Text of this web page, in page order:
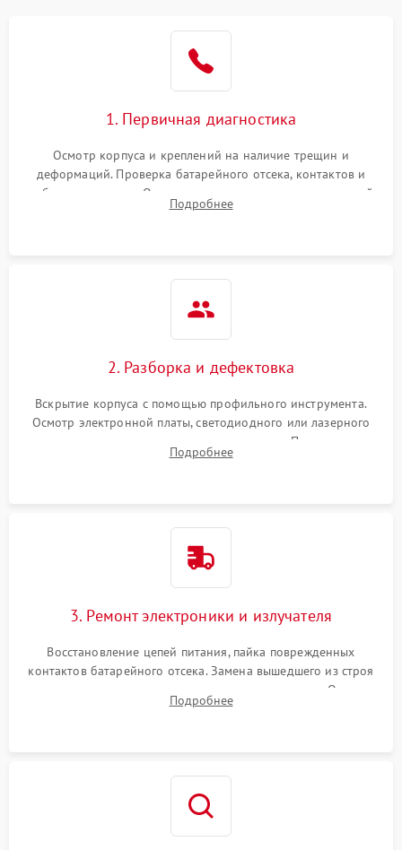
1000 ₽
Неисправность системы
Повреждение системы
1000 ₽
1000 ₽
Поломка системы защиты
1000 ₽ Подробнее →
1. Первичная диагностика
Осмотр корпуса и креплений на наличие трещин и
деформаций. Проверка батарейного отсека, контактов и
работы излучателя. Оценка яркости и четкости прицельной
марки на разных режимах. Выявление проблем с
Подробнее
2. Разборка и дефектовка
Вскрытие корпуса с помощью профильного инструмента.
Осмотр электронной платы, светодиодного или лазерного
излучателя, а также механизма выверки. Проверка
уплотнительных прокладок и выявление следов окисления
Подробнее
3. Ремонт электроники и излучателя
Восстановление цепей питания, пайка поврежденных
контактов батарейного отсека. Замена вышедшего из строя
светодиода или микросхемы управления яркостью. Очистка
платы от коррозии и нанесение защитного лака для
Подробнее